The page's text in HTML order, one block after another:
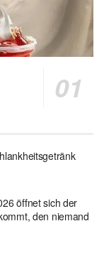
öffnet sich der
den niemand